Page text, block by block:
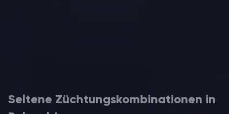
Seltene Züchtungskombinationen in